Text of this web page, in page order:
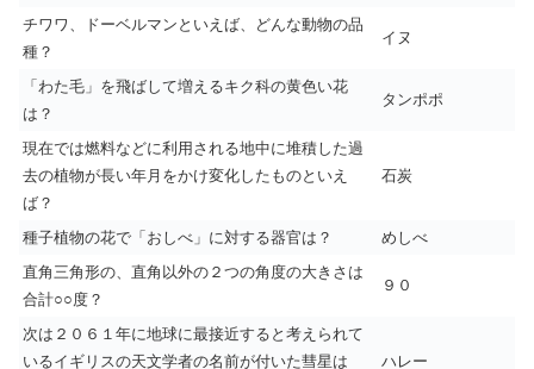
チワワ、ドーベルマンといえば、どんな動物の品
種？
イヌ
「わた毛」を飛ばして増えるキク科の黄色い花
は？
タンポポ
現在では燃料などに利用される地中に堆積した過
去の植物が長い年月をかけ変化したものといえ
ば？
石炭
種子植物の花で「おしべ」に対する器官は？
めしべ
直角三角形の、直角以外の２つの角度の大きさは
合計○○度？
９０
次は２０６１年に地球に最接近すると考えられて
いるイギリスの天文学者の名前が付いた彗星は
ハレー